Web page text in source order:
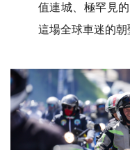
值連城、極罕見
這場全球車迷的朝